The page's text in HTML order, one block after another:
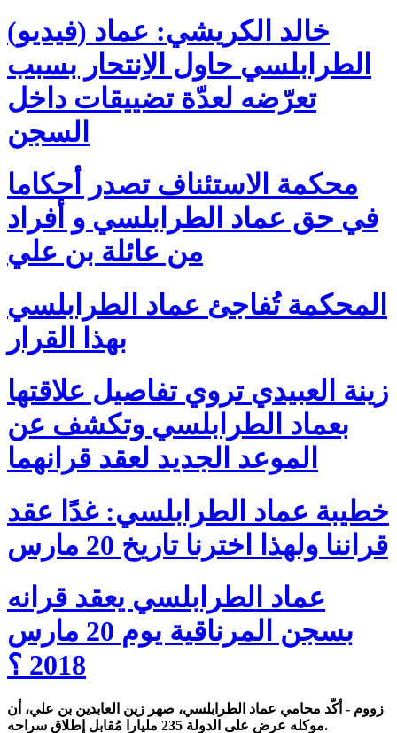
(فيديو) خالد الكريشي: عماد
الطرابلسي حاول الاِنتحار بسبب
تعرّضه لعدّة تضييقات داخل
السجن
محكمة الاستئناف تصدر أحكاما
في حق عماد الطرابلسي و أفراد
من عائلة بن علي
المحكمة تُفاجئ عماد الطرابلسي
بهذا القرار
زينة العبيدي تروي تفاصيل علاقتها
بعماد الطرابلسي وتكشف عن
الموعد الجديد لعقد قرانهما
خطيبة عماد الطرابلسي: غدًا عقد
قراننا ولهذا اخترنا تاريخ 20 مارس
عماد الطرابلسي يعقد قرانه
بسجن المرناقية يوم 20 مارس
2018 ؟
زووم - أكّد محامي عماد الطرابلسي، صهر زين العابدين بن علي، أن
موكله عرض على الدولة 235 مليارا مُقابل إطلاق سراحه.